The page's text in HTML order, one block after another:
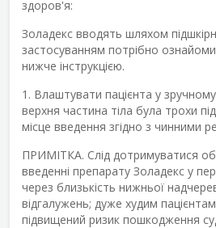
здоров'я:
Золадекс вводять шляхом
застосуванням потрібно
нижче інструкцією.
1. Влаштувати пацієнта у
верхня частина тіла була трохи
місце введення згідно з чинними
ПРИМІТКА. Слід дотримуватися
введенні препарату Золадекс у
через близькість нижньої
відгалужень; дуже худим
підвищений ризик пошкодження